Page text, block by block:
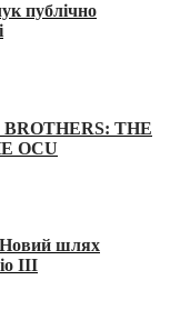
публічно
THE
OCU
Новий шлях
III